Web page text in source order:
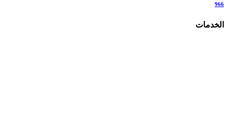
966
الخدمات